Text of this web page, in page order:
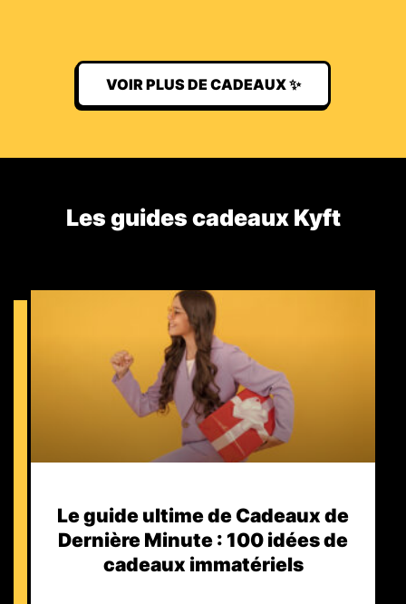
VOIR PLUS DE CADEAUX ✨
Les guides cadeaux Kyft​
Le guide ultime de Cadeaux de
Dernière Minute : 100 idées de
cadeaux immatériels